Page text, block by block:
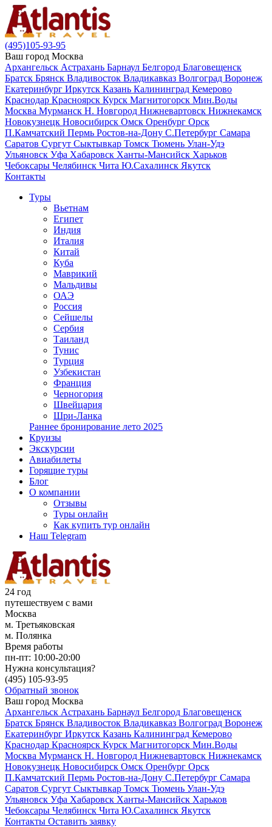
(495)105-93-95
Ваш город Москва
Архангельск Астрахань Барнаул Белгород Благовещенск
Братск Брянск Владивосток Владикавказ Волгоград Воронеж
Екатеринбург Иркутск Казань Калининград Кемерово
Краснодар Красноярск Курск Магнитогорск Мин.Воды
Москва Мурманск Н. Новгород Нижневартовск Нижнекамск
Новокузнецк Новосибирск Омск Оренбург Орск
П.Камчатский Пермь Ростов-на-Дону С.Петербург Самара
Саратов Сургут Сыктывкар Томск Тюмень Улан-Удэ
Ульяновск Уфа Хабаровск Ханты-Мансийск Харьков
Чебоксары Челябинск Чита Ю.Сахалинск Якутск
Контакты
Туры
Вьетнам
Египет
Индия
Италия
Китай
Куба
Маврикий
Мальдивы
ОАЭ
Россия
Сейшелы
Сербия
Таиланд
Тунис
Турция
Узбекистан
Франция
Черногория
Швейцария
Шри-Ланка
Раннее бронирование лето 2025
Круизы
Экскурсии
Авиабилеты
Горящие туры
Блог
О компании
Отзывы
Туры онлайн
Как купить тур онлайн
Наш Telegram
24 год
путешествуем с вами
Москва
м. Третьяковская
м. Полянка
Время работы
пн-пт: 10:00-20:00
Нужна консультация?
(495) 105-93-95
Обратный звонок
Ваш город Москва
Архангельск Астрахань Барнаул Белгород Благовещенск
Братск Брянск Владивосток Владикавказ Волгоград Воронеж
Екатеринбург Иркутск Казань Калининград Кемерово
Краснодар Красноярск Курск Магнитогорск Мин.Воды
Москва Мурманск Н. Новгород Нижневартовск Нижнекамск
Новокузнецк Новосибирск Омск Оренбург Орск
П.Камчатский Пермь Ростов-на-Дону С.Петербург Самара
Саратов Сургут Сыктывкар Томск Тюмень Улан-Удэ
Ульяновск Уфа Хабаровск Ханты-Мансийск Харьков
Чебоксары Челябинск Чита Ю.Сахалинск Якутск
Контакты Оставить заявку